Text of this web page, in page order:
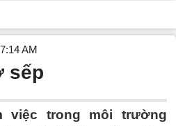
AM
sếp
việc trong môi trường